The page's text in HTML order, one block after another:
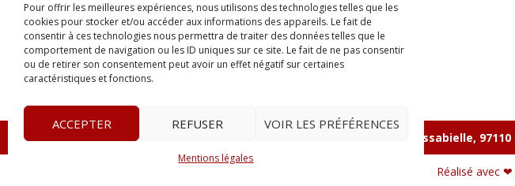
Pour offrir les meilleures expériences, nous utilisons des technologies telles que les
cookies pour stocker et/ou accéder aux informations des appareils. Le fait de
consentir à ces technologies nous permettra de traiter des données telles que le
comportement de navigation ou les ID uniques sur ce site. Le fait de ne pas consentir
ou de retirer son consentement peut avoir un effet négatif sur certaines
caractéristiques et fonctions.
ACCEPTER REFUSER VOIR LES PRÉFÉRENCES
Mentions légales
Le Probant Tour Massabielle, Rue Massabielle,
Réalisé avec ❤